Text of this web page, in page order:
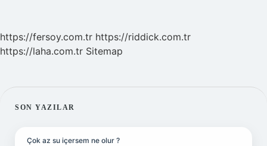
https://fersoy.com.tr https://riddick.com.tr
https://laha.com.tr Sitemap
SIDEBAR
SON YAZILAR
Çok az su içersem ne olur ?